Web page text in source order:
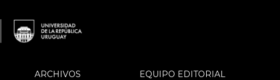
ARCHIVOS EQUIPO EDITORIAL